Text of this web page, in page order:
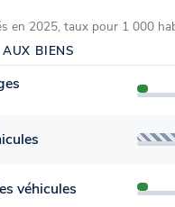
en 2025, taux pour 1 000
BIENS
véhicules